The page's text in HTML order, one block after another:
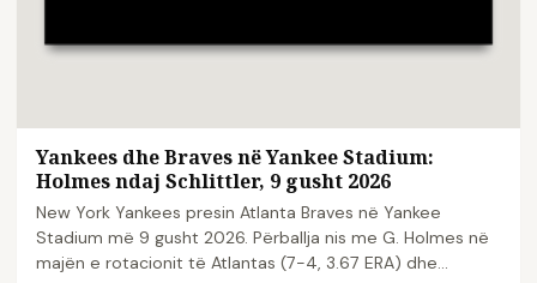
Yankees dhe Braves në Yankee Stadium:
Holmes ndaj Schlittler, 9 gusht 2026
New York Yankees presin Atlanta Braves në Yankee
Stadium më 9 gusht 2026. Përballja nis me G. Holmes në
majën e rotacionit të Atlantas (7-4, 3.67 ERA) dhe...